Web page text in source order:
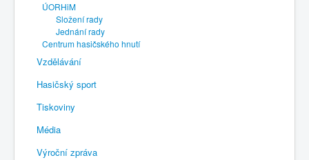
ÚORHiM
Složení rady
Jednání rady
Centrum hasičského hnutí
Vzdělávání
Hasičský sport
Tiskoviny
Média
Výroční zpráva